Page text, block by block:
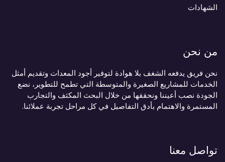
الشهادات
من نحن
نحن فريق يدفعه الشغف بلا هوادة لتوفير أجود المعدات وتقديم أمثل
الخدمات للمشاريع الصغيرة والمتوسطة التي تطمح للتطوير، نضع
الجودة نصب أعيننا ونحققها من خلال البحث المكثف والتجارب
المستمرة والاهتمام بأدق التفاصيل في كل مراحل تجربة عملائنا.
تواصل معنا